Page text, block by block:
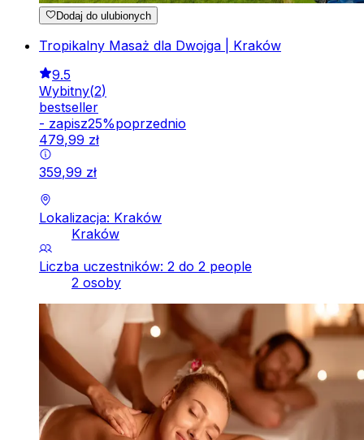
Dodaj do ulubionych
Tropikalny Masaż dla Dwojga | Kraków
9.5
Wybitny(2)
bestseller
- zapisz25%poprzednio
479,99 zł
359,99 zł
Lokalizacja: Kraków
Kraków
Liczba uczestników: 2 do 2 people
2 osoby